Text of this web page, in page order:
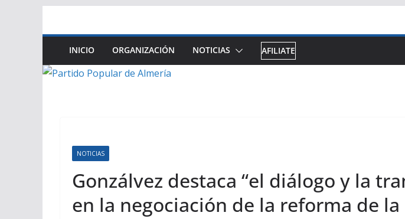
contenido
INICIO ORGANIZACIÓN NOTICIAS AFILIATE
NOTICIAS
Gonzálvez destaca “el diálogo y la
en la negociación de la reforma de la